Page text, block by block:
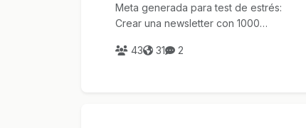
Meta generada para test de estrés:
Crear una newsletter con 1000
43
31 2